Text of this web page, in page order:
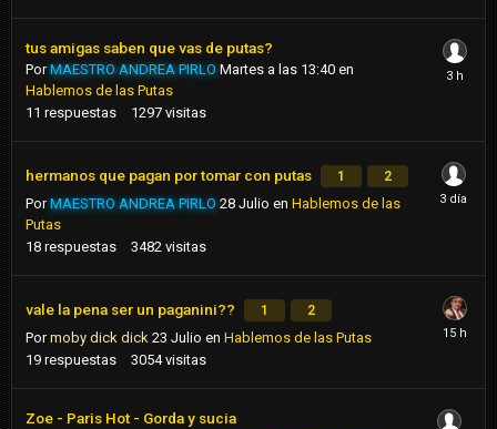
tus amigas saben que vas de putas?
PorMAESTRO ANDREA PIRLO Martes a las 13:40 en
Hablemos de las Putas
11 respuestas 1297 visitas
hermanos que pagan por tomar con putas 1 2
PorMAESTRO ANDREA PIRLO 28 Julio en Hablemos de las
Putas
18 respuestas 3482 visitas
vale la pena ser un paganini?? 1 2
Pormoby dick dick 23 Julio en Hablemos de las Putas
19 respuestas 3054 visitas
Zoe - Paris Hot - Gorda y sucia